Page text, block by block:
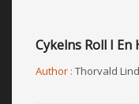
Cykelns Roll I
Author : Thorvald